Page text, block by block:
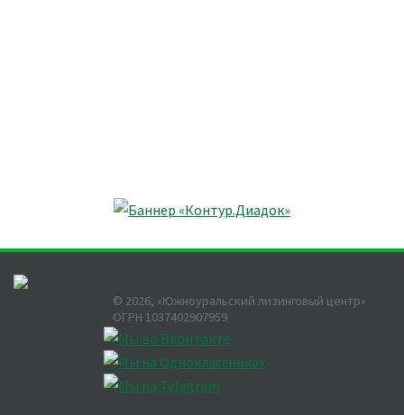
© 2026, «Южноуральский лизинговый центр»
ОГРН 1037402907959